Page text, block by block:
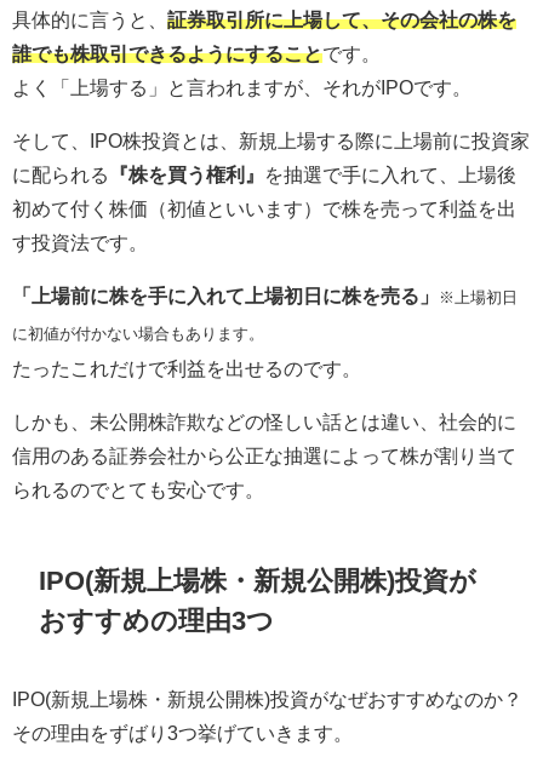
具体的に言うと、 証券取引所に上場して、その会社の株を
誰でも株取引できるようにすることです。
よく「上場する」と言われますが、それがIPOです。
そして、IPO株投資とは、新規上場する際に上場前に投資家
に配られる
『株を買う権利』
を抽選で手に入れて、上場後
初めて付く株価（初値といいます）で株を売って利益を出
す投資法です。
「上場前に株を手に入れて上場初日に株を売る」 ※上場初日
に初値が付かない場合もあります。
たったこれだけで利益を出せるのです。
しかも、未公開株詐欺などの怪しい話とは違い、社会的に
信用のある証券会社から公正な抽選によって株が割り当て
られるのでとても安心です。
IPO(新規上場株・新規公開株)投資が
おすすめの理由3つ
IPO(新規上場株・新規公開株)投資がなぜおすすめなのか？
その理由をずばり3つ挙げていきます。